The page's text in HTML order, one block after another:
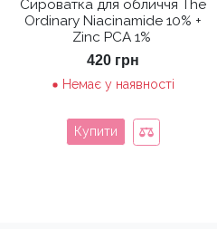
Сироватка для обличчя The
Ordinary Niacinamide 10% +
Zinc PCA 1%
420 грн
Немає у наявності
Купити